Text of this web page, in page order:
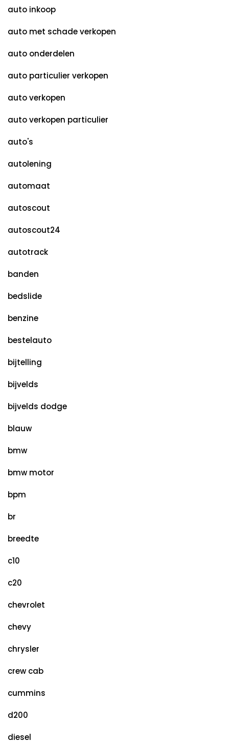
auto inkoop
auto met schade verkopen
auto onderdelen
auto particulier verkopen
auto verkopen
auto verkopen particulier
auto's
autolening
automaat
autoscout
autoscout24
autotrack
banden
bedslide
benzine
bestelauto
bijtelling
bijvelds
bijvelds dodge
blauw
bmw
bmw motor
bpm
br
breedte
c10
c20
chevrolet
chevy
chrysler
crew cab
cummins
d200
diesel